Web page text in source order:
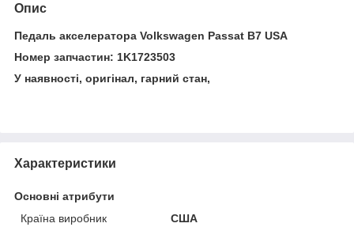
Опис
Педаль акселератора Volkswagen Passat B7 USA
Номер запчастин: 1K1723503
У наявності, оригінал, гарний стан,
Характеристики
Основні атрибути
Країна виробник
США